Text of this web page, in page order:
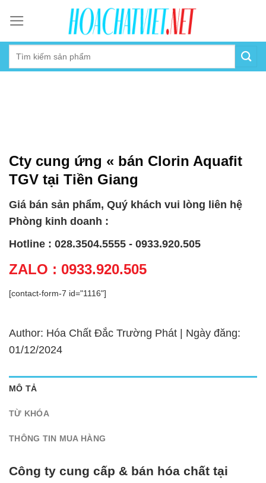
content
Cty cung ứng « bán Clorin Aquafit
TGV tại Tiền Giang
Giá bán sản phẩm, Quý khách vui lòng liên hệ
Phòng kinh doanh :
Hotline : 028.3504.5555 - 0933.920.505
ZALO : 0933.920.505
[contact-form-7 id="1116"]
Author: Hóa Chất Đắc Trường Phát | Ngày đăng:
01/12/2024
MÔ TẢ
TỪ KHÓA
THÔNG TIN MUA HÀNG
Công ty cung cấp & bán hóa chất tại